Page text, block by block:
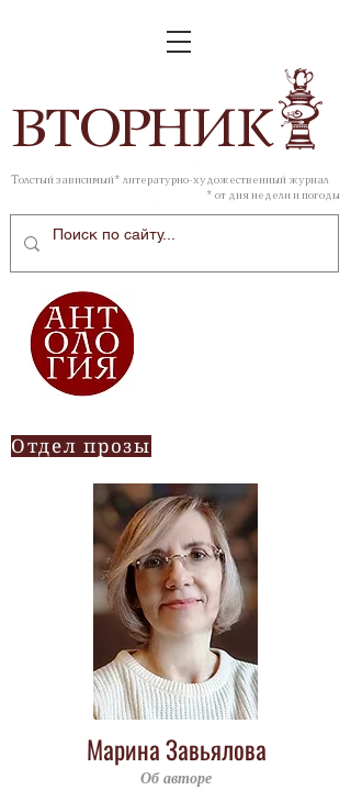
ВТОРНИК
Толстый зависимый* литературно-художественный журнал
* от дня недели и погоды
Отдел прозы
Марина Завьялова
Об авторе